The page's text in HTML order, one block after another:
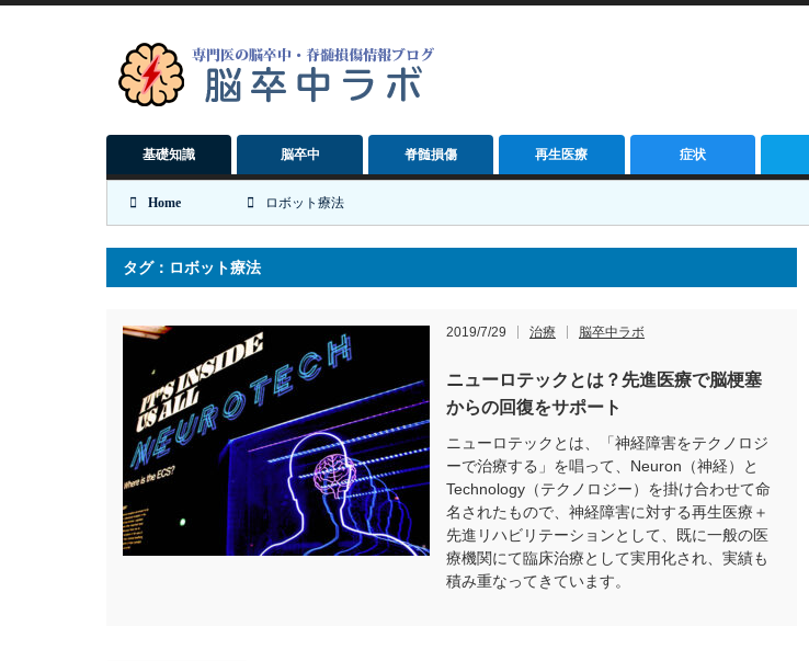
基礎知識 脳卒中 脊髄損傷 再生医療 症状
Home ロボット療法
タグ：ロボット療法
2019/7/29 治療 脳卒中ラボ
ニューロテックとは？先進医療で脳梗塞
からの回復をサポート
ニューロテックとは、「神経障害をテクノロジ
ーで治療する」を唱って、Neuron（神経）と
Technology（テクノロジー）を掛け合わせて命
名されたもので、神経障害に対する再生医療＋
先進リハビリテーションとして、既に一般の医
療機関にて臨床治療として実用化され、実績も
積み重なってきています。